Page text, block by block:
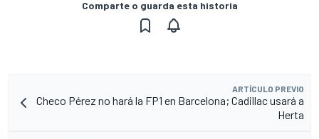
Comparte o guarda esta historia
ARTÍCULO PREVIO
Checo Pérez no hará la FP1 en Barcelona; Cadillac usará a
Herta